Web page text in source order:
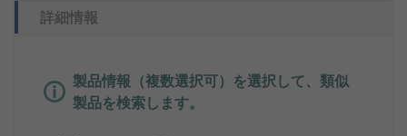
詳細情報
製品情報（複数選択可）を選択して、類似
製品を検索します。